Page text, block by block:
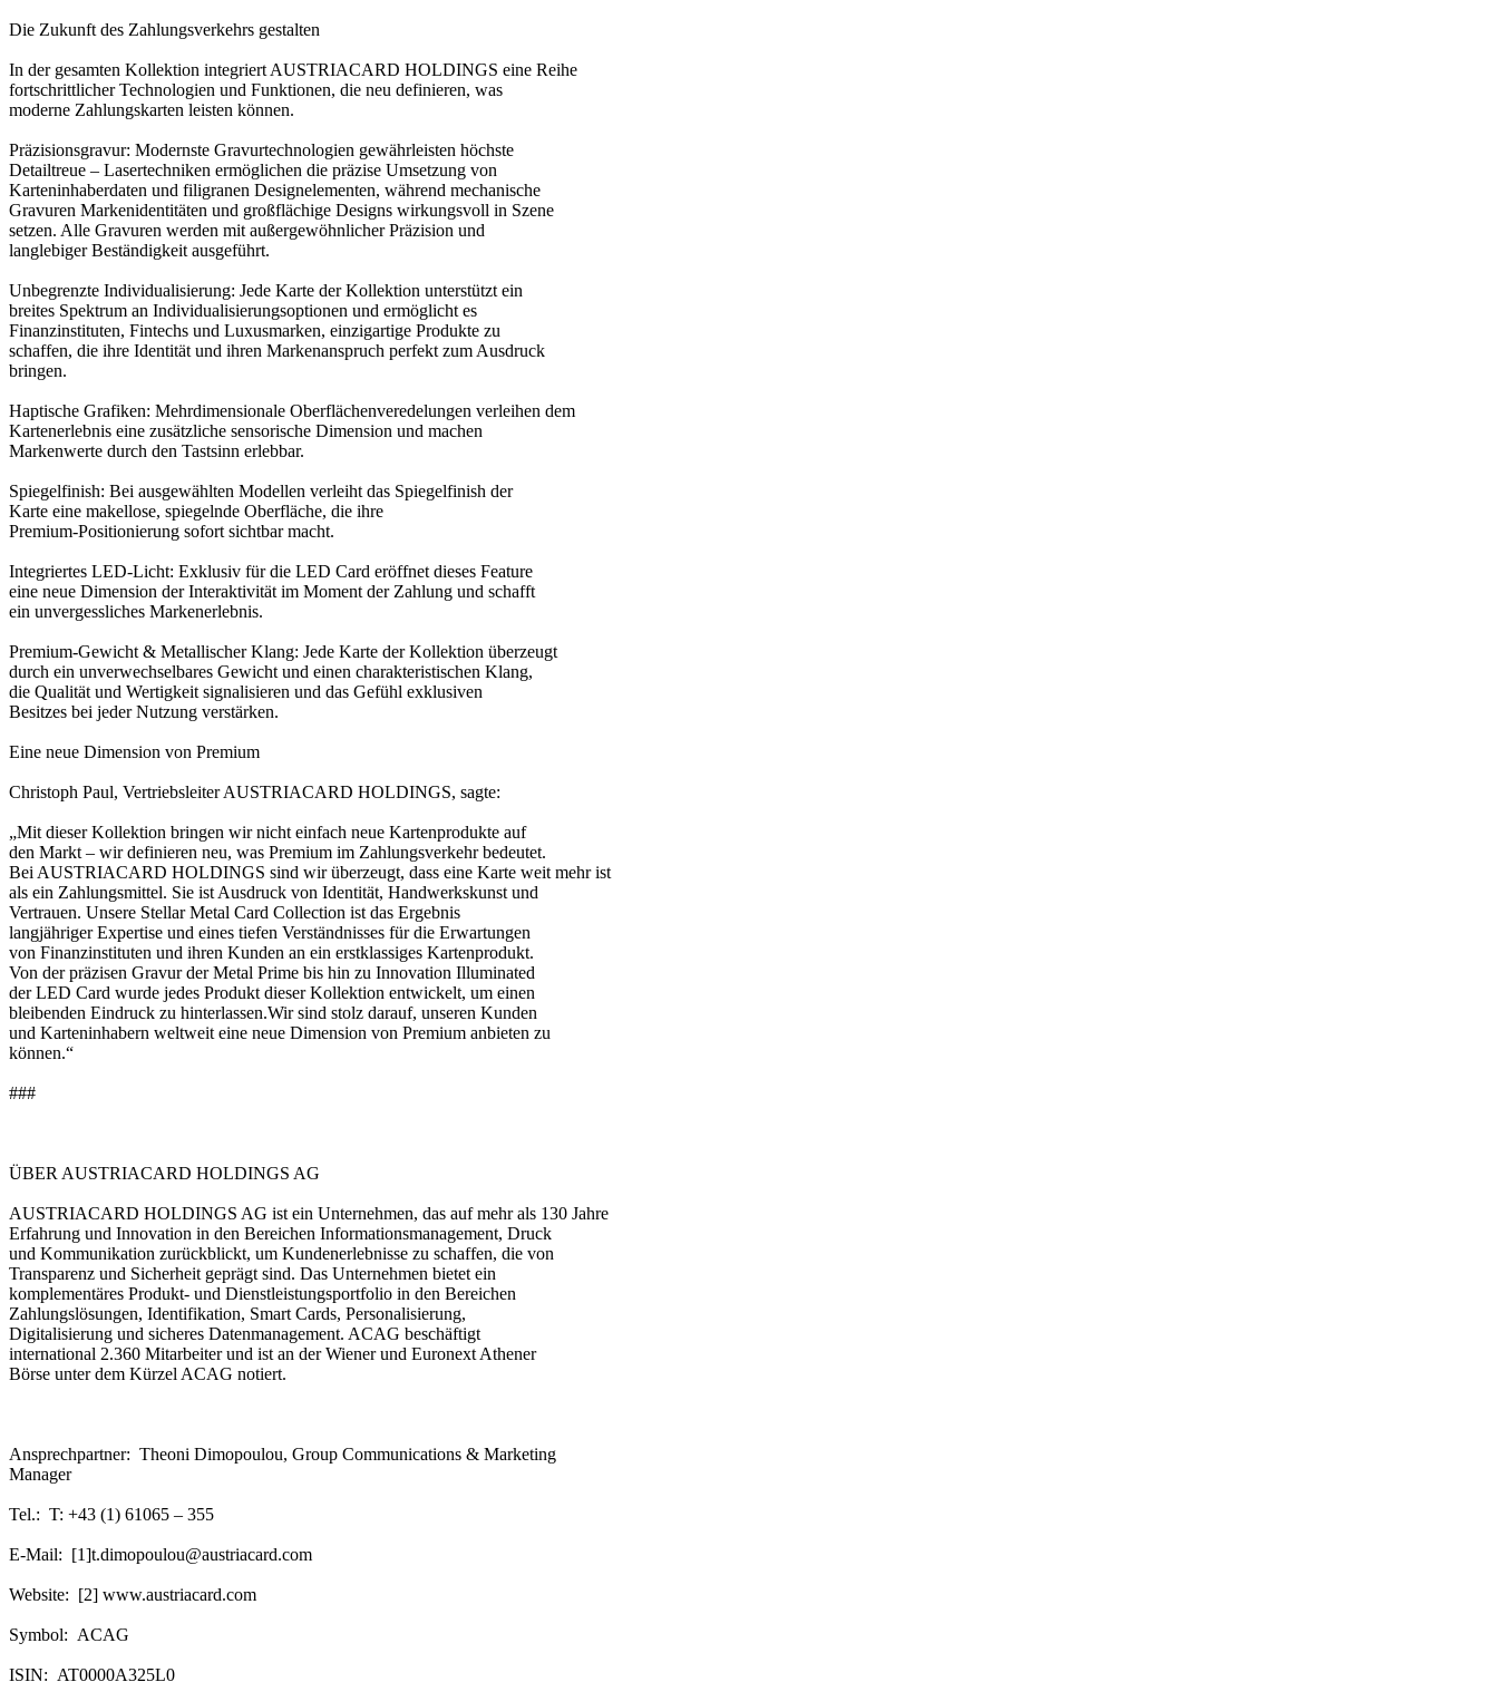
Die Zukunft des Zahlungsverkehrs gestalten
In der gesamten Kollektion integriert AUSTRIACARD HOLDINGS eine Reihe
fortschrittlicher Technologien und Funktionen, die neu definieren, was
moderne Zahlungskarten leisten können.
Präzisionsgravur: Modernste Gravurtechnologien gewährleisten höchste
Detailtreue – Lasertechniken ermöglichen die präzise Umsetzung von
Karteninhaberdaten und filigranen Designelementen, während mechanische
Gravuren Markenidentitäten und großflächige Designs wirkungsvoll in Szene
setzen. Alle Gravuren werden mit außergewöhnlicher Präzision und
langlebiger Beständigkeit ausgeführt.
Unbegrenzte Individualisierung: Jede Karte der Kollektion unterstützt ein
breites Spektrum an Individualisierungsoptionen und ermöglicht es
Finanzinstituten, Fintechs und Luxusmarken, einzigartige Produkte zu
schaffen, die ihre Identität und ihren Markenanspruch perfekt zum Ausdruck
bringen.
Haptische Grafiken: Mehrdimensionale Oberflächenveredelungen verleihen dem
Kartenerlebnis eine zusätzliche sensorische Dimension und machen
Markenwerte durch den Tastsinn erlebbar.
Spiegelfinish: Bei ausgewählten Modellen verleiht das Spiegelfinish der
Karte eine makellose, spiegelnde Oberfläche, die ihre
Premium-Positionierung sofort sichtbar macht.
Integriertes LED-Licht: Exklusiv für die LED Card eröffnet dieses Feature
eine neue Dimension der Interaktivität im Moment der Zahlung und schafft
ein unvergessliches Markenerlebnis.
Premium-Gewicht & Metallischer Klang: Jede Karte der Kollektion überzeugt
durch ein unverwechselbares Gewicht und einen charakteristischen Klang,
die Qualität und Wertigkeit signalisieren und das Gefühl exklusiven
Besitzes bei jeder Nutzung verstärken.
Eine neue Dimension von Premium
Christoph Paul, Vertriebsleiter AUSTRIACARD HOLDINGS, sagte:
„Mit dieser Kollektion bringen wir nicht einfach neue Kartenprodukte auf
den Markt – wir definieren neu, was Premium im Zahlungsverkehr bedeutet.
Bei AUSTRIACARD HOLDINGS sind wir überzeugt, dass eine Karte weit mehr ist
als ein Zahlungsmittel. Sie ist Ausdruck von Identität, Handwerkskunst und
Vertrauen. Unsere Stellar Metal Card Collection ist das Ergebnis
langjähriger Expertise und eines tiefen Verständnisses für die Erwartungen
von Finanzinstituten und ihren Kunden an ein erstklassiges Kartenprodukt.
Von der präzisen Gravur der Metal Prime bis hin zu Innovation Illuminated
der LED Card wurde jedes Produkt dieser Kollektion entwickelt, um einen
bleibenden Eindruck zu hinterlassen.Wir sind stolz darauf, unseren Kunden
und Karteninhabern weltweit eine neue Dimension von Premium anbieten zu
können.“
###
ÜBER AUSTRIACARD HOLDINGS AG
AUSTRIACARD HOLDINGS AG ist ein Unternehmen, das auf mehr als 130 Jahre
Erfahrung und Innovation in den Bereichen Informationsmanagement, Druck
und Kommunikation zurückblickt, um Kundenerlebnisse zu schaffen, die von
Transparenz und Sicherheit geprägt sind. Das Unternehmen bietet ein
komplementäres Produkt- und Dienstleistungsportfolio in den Bereichen
Zahlungslösungen, Identifikation, Smart Cards, Personalisierung,
Digitalisierung und sicheres Datenmanagement. ACAG beschäftigt
international 2.360 Mitarbeiter und ist an der Wiener und Euronext Athener
Börse unter dem Kürzel ACAG notiert.
Ansprechpartner: Theoni Dimopoulou, Group Communications & Marketing
Manager
Tel.: T: +43 (1) 61065 – 355
E-Mail: [1]t.dimopoulou@austriacard.com
Website: [2] www.austriacard.com
Symbol: ACAG
ISIN: AT0000A325L0